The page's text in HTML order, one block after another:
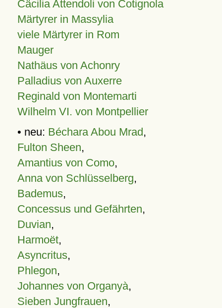
Cäcilia Attendoli von Cotignola
Märtyrer in Massylia
viele Märtyrer in Rom
Mauger
Nathäus von Achonry
Palladius von Auxerre
Reginald von Montemarti
Wilhelm VI. von Montpellier
• neu: Béchara Abou Mrad,
Fulton Sheen,
Amantius von Como,
Anna von Schlüsselberg,
Bademus,
Concessus und Gefährten,
Duvian,
Harmoët,
Asyncritus,
Phlegon,
Johannes von Organyà,
Sieben Jungfrauen,